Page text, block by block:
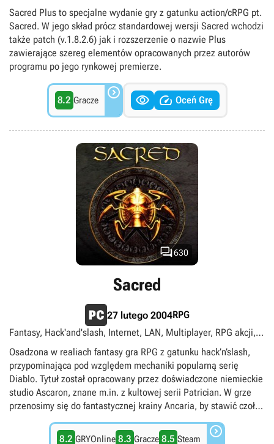
Singleplayer, Widok izometryczny
Sacred Plus to specjalne wydanie gry z gatunku action/cRPG pt.
Sacred. W jego skład prócz standardowej wersji Sacred wchodzi
także patch (v.1.8.2.6) jak i rozszerzenie o nazwie Plus
zawierające szereg elementów opracowanych przez autorów
programu po jego rynkowej premierze.
8.2 Gracze    Oceń Grę
630
Sacred
27 lutego 2004RPG
Fantasy, Hack'and'slash, Internet, LAN, Multiplayer, RPG akcji,
Singleplayer, Widok izometryczny
Osadzona w realiach fantasy gra RPG z gatunku hack’n’slash,
przypominająca pod względem mechaniki popularną serię
Diablo. Tytuł został opracowany przez doświadczone niemieckie
studio Ascaron, znane m.in. z kultowej serii Patrician. W grze
przenosimy się do fantastycznej krainy Ancaria, by stawić czoła
pragnącemu odzyskać tron złowrogiemu czarownikowi i
wyzwolonemu spod jego mocy demonowi, który ożywił
8.2 GRYOnline 8.3 Gracze 8.5 Steam 